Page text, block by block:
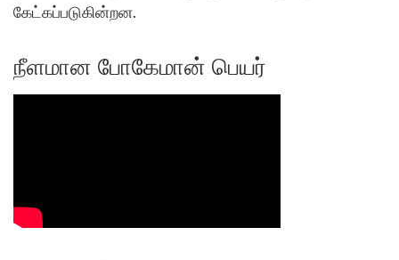
கேட்கப்படுகின்றன.
நீளமான போகேமான் பெயர்